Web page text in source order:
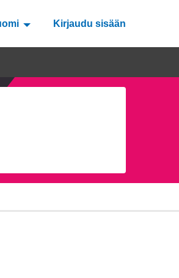
Valitse kieli Välj språk
Kirjaudu sisään